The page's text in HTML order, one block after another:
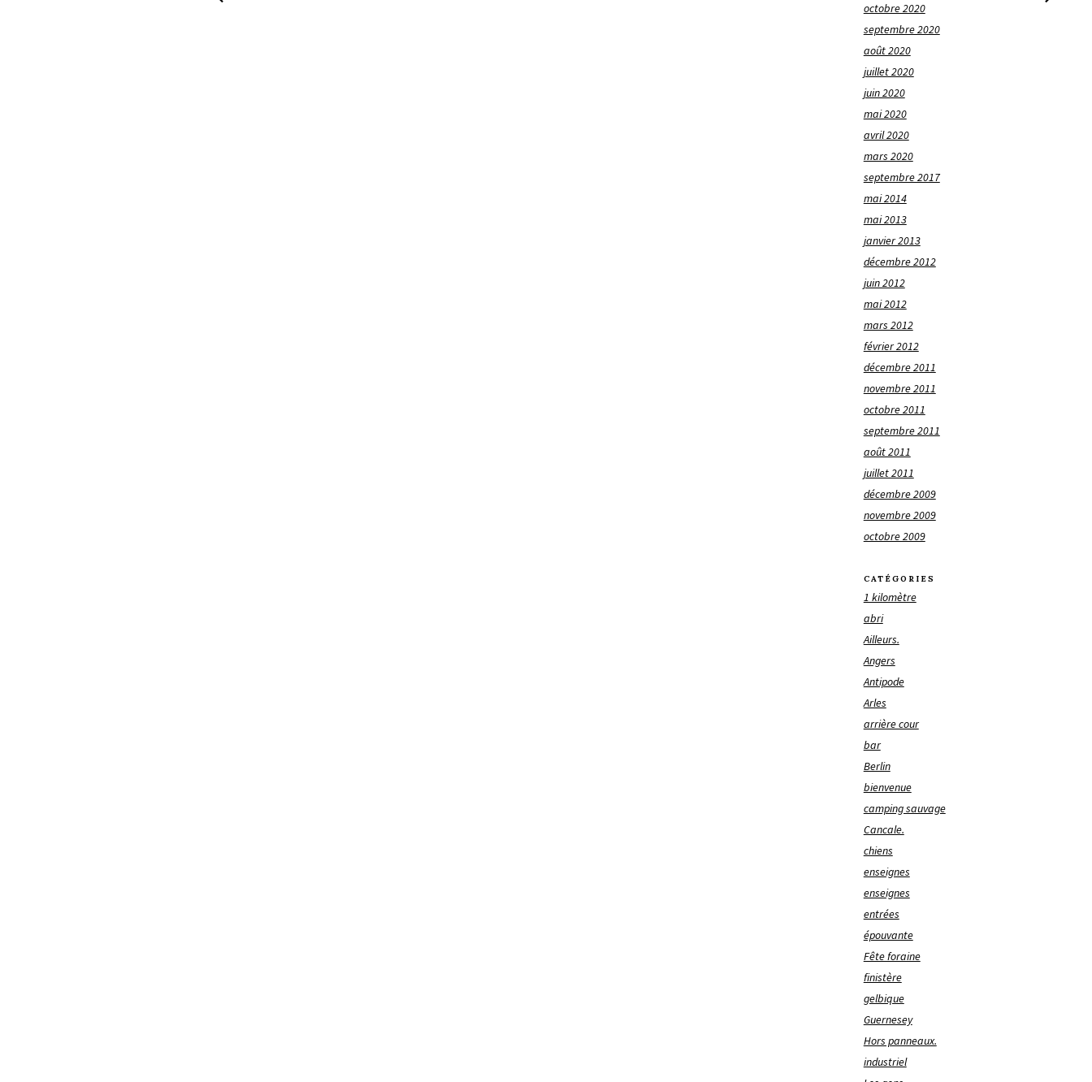
octobre 2020
septembre 2020
août 2020
juillet 2020
juin 2020
mai 2020
avril 2020
mars 2020
septembre 2017
mai 2014
mai 2013
janvier 2013
décembre 2012
juin 2012
mai 2012
mars 2012
février 2012
décembre 2011
novembre 2011
octobre 2011
septembre 2011
août 2011
juillet 2011
décembre 2009
novembre 2009
octobre 2009
CATÉGORIES
1 kilomètre
abri
Ailleurs.
Angers
Antipode
Arles
arrière cour
bar
Berlin
bienvenue
camping sauvage
Cancale.
chiens
enseignes
enseignes
entrées
épouvante
Fête foraine
finistère
gelbique
Guernesey
Hors panneaux.
industriel